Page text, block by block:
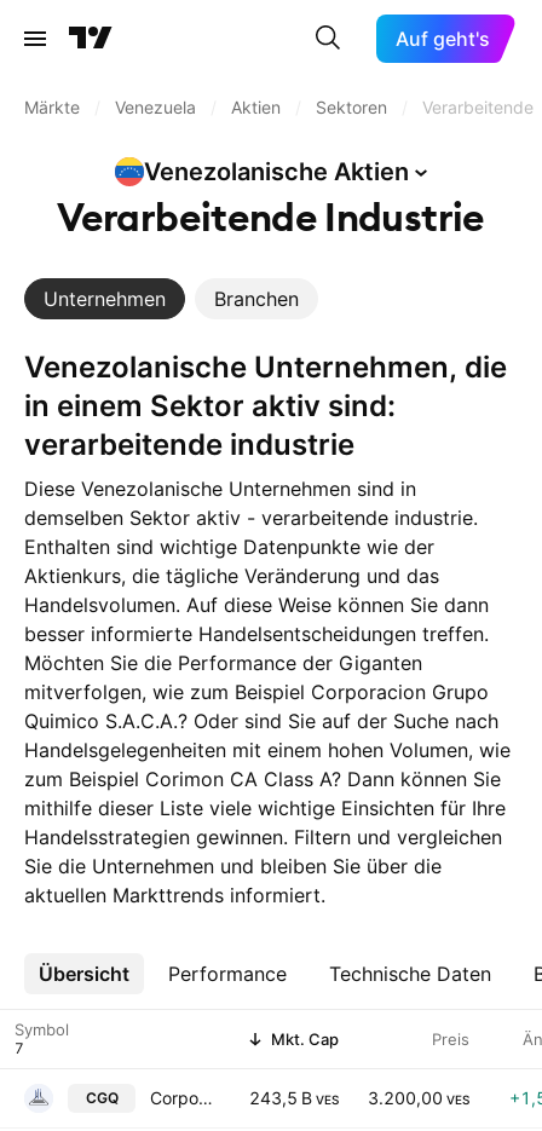
Auf geht's
Märkte Venezuela Aktien Sektoren Verarbeitende
Venezolanische Aktien
Verarbeitende Industrie
Unternehmen Branchen
Venezolanische Unternehmen, die
in einem Sektor aktiv sind:
verarbeitende industrie
Diese Venezolanische Unternehmen sind in
demselben Sektor aktiv - verarbeitende industrie.
Enthalten sind wichtige Datenpunkte wie der
Aktienkurs, die tägliche Veränderung und das
Handelsvolumen. Auf diese Weise können Sie dann
besser informierte Handelsentscheidungen treffen.
Möchten Sie die Performance der Giganten
mitverfolgen, wie zum Beispiel Corporacion Grupo
Quimico S.A.C.A.? Oder sind Sie auf der Suche nach
Handelsgelegenheiten mit einem hohen Volumen, wie
zum Beispiel Corimon CA Class A? Dann können Sie
mithilfe dieser Liste viele wichtige Einsichten für Ihre
Handelsstrategien gewinnen. Filtern und vergleichen
Sie die Unternehmen und bleiben Sie über die
aktuellen Markttrends informiert.
Übersicht Performance Technische Daten
Mehr
Symbol Mkt. Cap Preis
CGQ Corporacion Grupo Quimico S.A.C.A. 243,5 B VES 3.200,00 VES